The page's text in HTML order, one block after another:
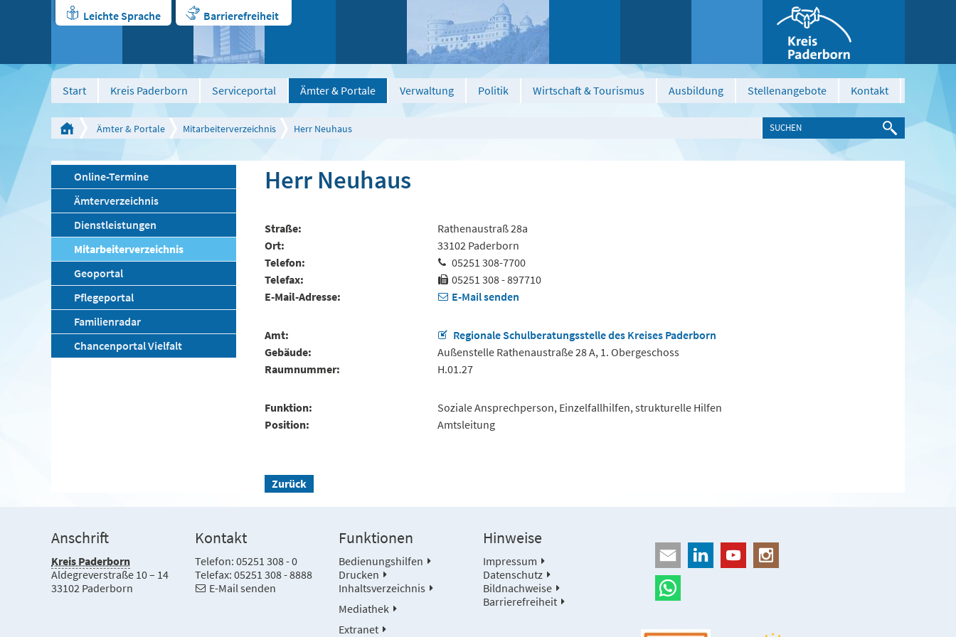
Leichte Sprache Barrierefreiheit
Start Kreis Paderborn Serviceportal Ämter & Portale Verwaltung Politik Wirtschaft & Tourismus Ausbildung Stellenangebote Kontakt
Ämter & Portale Mitarbeiterverzeichnis Herr Neuhaus
Online-Termine
Ämterverzeichnis
Dienstleistungen
Mitarbeiterverzeichnis
Geoportal
Pflegeportal
Familienradar
Chancenportal Vielfalt
Herr Neuhaus
Straße
Rathenaustraß 28a
Ort
33102 Paderborn
Telefon
05251 308-7700
Telefax
05251 308 - 897710
E-Mail-Adresse
E-Mail senden
Amt
Regionale Schulberatungsstelle des Kreises Paderborn
Gebäude
Außenstelle Rathenaustraße 28 A, 1. Obergeschoss
Raumnummer
H.01.27
Funktion
Soziale Ansprechperson, Einzelfallhilfen, strukturelle Hilfen
Position
Amtsleitung
Zurück
Anschrift
Kreis Paderborn
Aldegreverstraße 10 – 14
33102 Paderborn
Kontakt
Telefon: 05251 308 - 0
Telefax: 05251 308 - 8888
E-Mail senden
Funktionen
Bedienungshilfen
Drucken
Inhaltsverzeichnis
Mediathek
Extranet
Hinweise
Impressum
Datenschutz
Bildnachweise
Barrierefreiheit